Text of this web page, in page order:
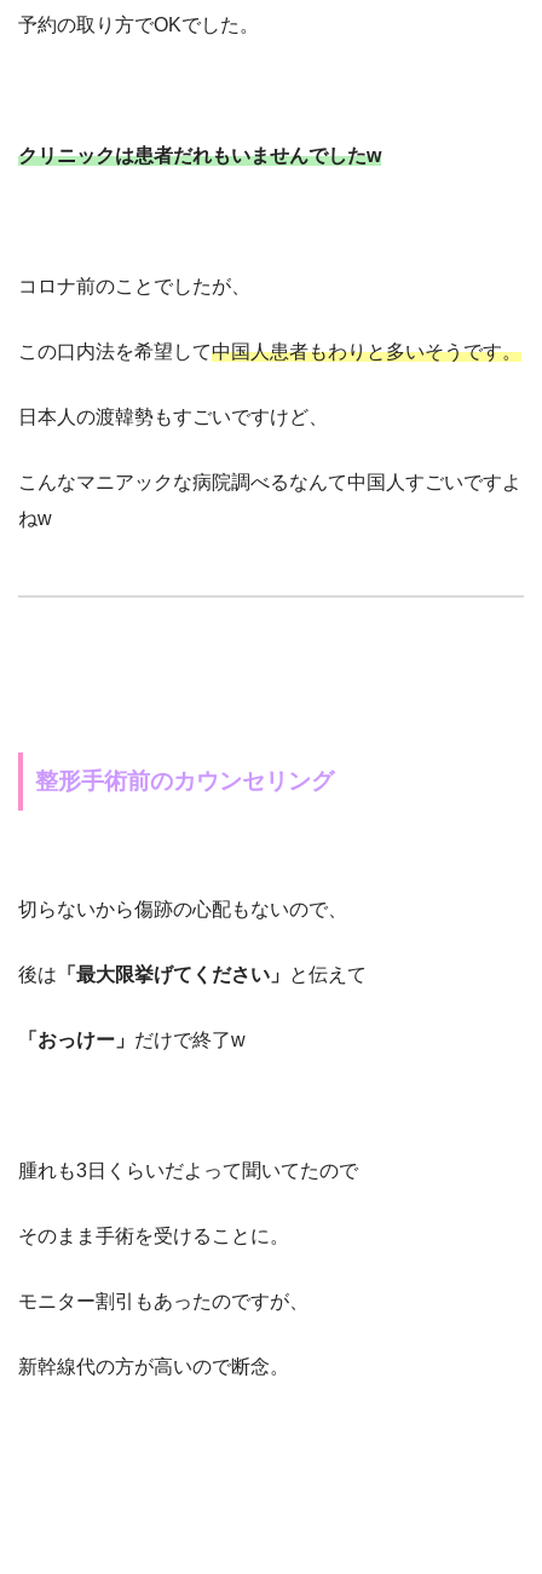
予約の取り方でOKでした。
クリニックは患者だれもいませんでしたw
コロナ前のことでしたが、
この口内法を希望して中国人患者もわりと多いそうです。
日本人の渡韓勢もすごいですけど、
こんなマニアックな病院調べるなんて中国人すごいですよ
ねw
整形手術前のカウンセリング
切らないから傷跡の心配もないので、
後は 「最大限挙げてください」 と伝えて
「おっけー」 だけで終了w
腫れも3日くらいだよって聞いてたので
そのまま手術を受けることに。
モニター割引もあったのですが、
新幹線代の方が高いので断念。